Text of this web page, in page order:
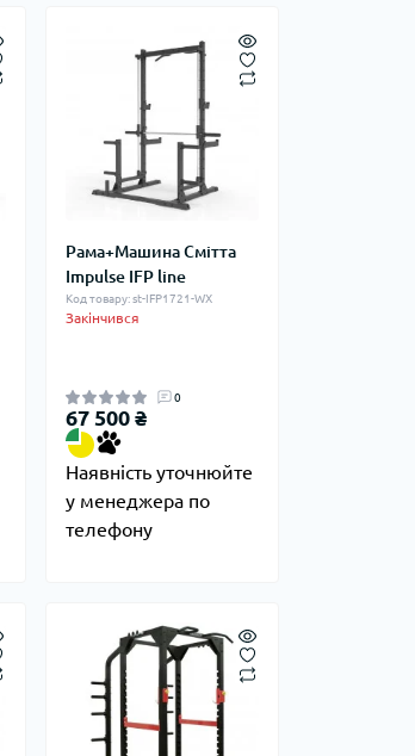
Рама+Машина Смітта
Impulse IFP line
Код товару: st-IFP1721-WX
Закінчився
0
67 500 ₴
Наявність уточнюйте
у менеджера по
телефону